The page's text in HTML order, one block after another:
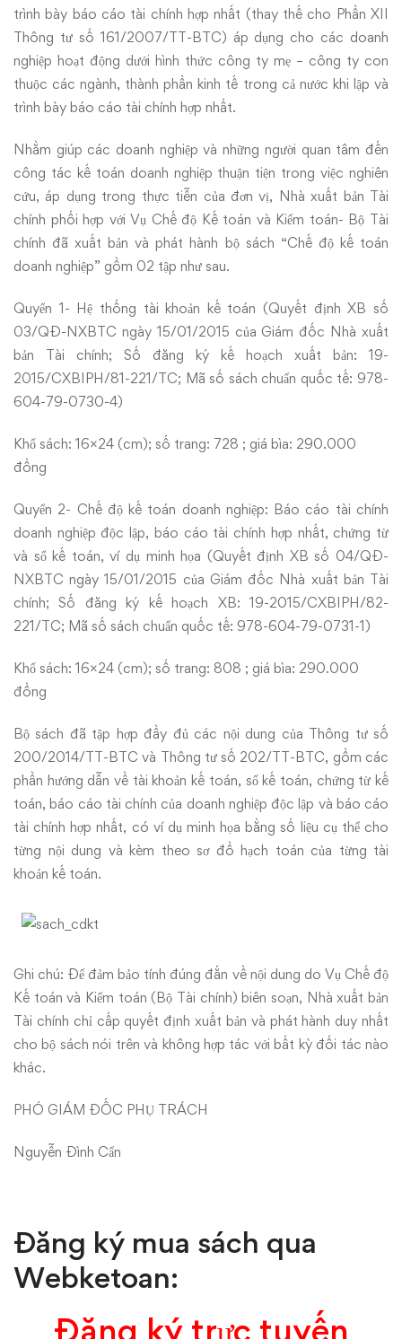
trình bày báo cáo tài chính hợp nhất (thay thế cho Phần XII
Thông tư số 161/2007/TT-BTC) áp dụng cho các doanh
nghiệp hoạt động dưới hình thức công ty mẹ – công ty con
thuộc các ngành, thành phần kinh tế trong cả nước khi lập và
trình bày báo cáo tài chính hợp nhất.
Nhằm giúp các doanh nghiệp và những người quan tâm đến
công tác kế toán doanh nghiệp thuận tiện trong việc nghiên
cứu, áp dụng trong thực tiễn của đơn vị, Nhà xuất bản Tài
chính phối hợp với Vụ Chế độ Kế toán và Kiểm toán- Bộ Tài
chính đã xuất bản và phát hành bộ sách “Chế độ kế toán
doanh nghiệp” gồm 02 tập như sau.
Quyển 1- Hệ thống tài khoản kế toán (Quyết định XB số
03/QĐ-NXBTC ngày 15/01/2015 của Giám đốc Nhà xuất
bản Tài chính; Số đăng ký kế hoạch xuất bản: 19-
2015/CXBIPH/81-221/TC; Mã số sách chuẩn quốc tế: 978-
604-79-0730-4)
Khổ sách: 16×24 (cm); số trang: 728 ; giá bìa: 290.000
đồng
Quyển 2- Chế độ kế toán doanh nghiệp: Báo cáo tài chính
doanh nghiệp độc lập, báo cáo tài chính hợp nhất, chứng từ
và sổ kế toán, ví dụ minh họa (Quyết định XB số 04/QĐ-
NXBTC ngày 15/01/2015 của Giám đốc Nhà xuất bản Tài
chính; Số đăng ký kế hoạch XB: 19-2015/CXBIPH/82-
221/TC; Mã số sách chuẩn quốc tế: 978-604-79-0731-1)
Khổ sách: 16×24 (cm); số trang: 808 ; giá bìa: 290.000
đồng
Bộ sách đã tập hợp đầy đủ các nội dung của Thông tư số
200/2014/TT-BTC và Thông tư số 202/TT-BTC, gồm các
phần hướng dẫn về tài khoản kế toán, sổ kế toán, chứng từ kế
toán, báo cáo tài chính của doanh nghiệp độc lập và báo cáo
tài chính hợp nhất, có ví dụ minh họa bằng số liệu cụ thể cho
từng nội dung và kèm theo sơ đồ hạch toán của từng tài
khoản kế toán.
Ghi chú: Để đảm bảo tính đúng đắn về nội dung do Vụ Chế độ
Kế toán và Kiểm toán (Bộ Tài chính) biên soạn, Nhà xuất bản
Tài chính chỉ cấp quyết định xuất bản và phát hành duy nhất
cho bộ sách nói trên và không hợp tác với bất kỳ đối tác nào
khác.
PHÓ GIÁM ĐỐC PHỤ TRÁCH
Nguyễn Đình Cẩn
Đăng ký mua sách qua
Webketoan:
Đăng ký trực tuyến